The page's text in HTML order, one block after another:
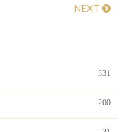
NEXT
331
200